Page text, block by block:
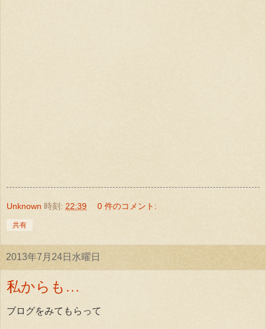
Unknown 時刻: 22:39 0 件のコメント:
共有
2013年7月24日水曜日
私からも…
ブログをみてもらって